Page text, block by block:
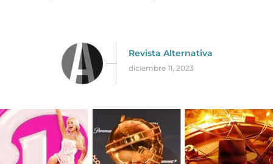
Revista Alternativa
diciembre 11, 2023